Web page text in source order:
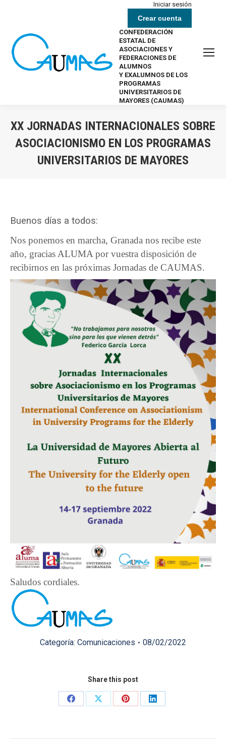
Iniciar sesión
Crear cuenta
CONFEDERACIÓN
ESTATAL DE
ASOCIACIONES Y
FEDERACIONES DE
ALUMNOS
Y EXALUMNOS DE LOS
PROGRAMAS
UNIVERSITARIOS DE
MAYORES (CAUMAS)
XX JORNADAS INTERNACIONALES SOBRE
ASOCIACIONISMO EN LOS PROGRAMAS
UNIVERSITARIOS DE MAYORES
Buenos días a todos:
Nos ponemos en marcha, Granada nos recibe este
año, gracias ALUMA por vuestra disposición de
recibirnos en las próximas Jornadas de CAUMAS.
Saludos cordiales.
Categoría: Comunicaciones 08/02/2022
Share this post
Share
Share
Share
Share